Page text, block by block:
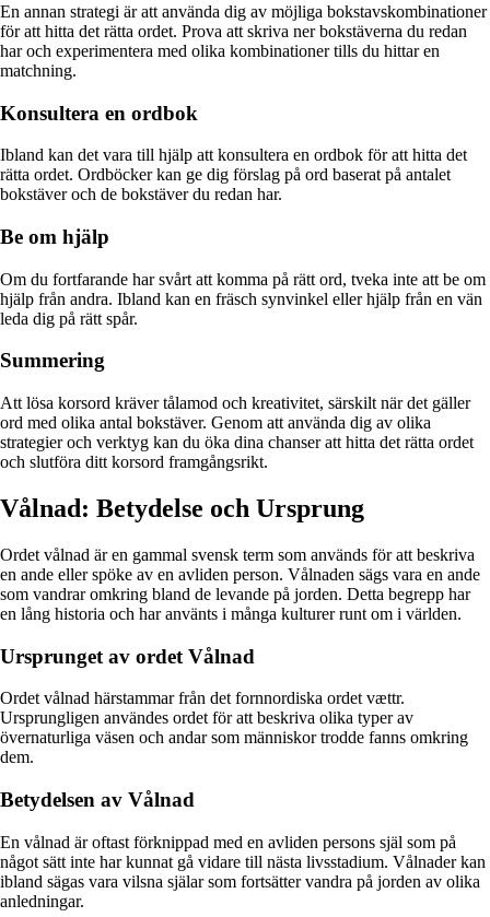
En annan strategi är att använda dig av möjliga bokstavskombinationer
för att hitta det rätta ordet. Prova att skriva ner bokstäverna du redan
har och experimentera med olika kombinationer tills du hittar en
matchning.
Konsultera en ordbok
Ibland kan det vara till hjälp att konsultera en ordbok för att hitta det
rätta ordet. Ordböcker kan ge dig förslag på ord baserat på antalet
bokstäver och de bokstäver du redan har.
Be om hjälp
Om du fortfarande har svårt att komma på rätt ord, tveka inte att be om
hjälp från andra. Ibland kan en fräsch synvinkel eller hjälp från en vän
leda dig på rätt spår.
Summering
Att lösa korsord kräver tålamod och kreativitet, särskilt när det gäller
ord med olika antal bokstäver. Genom att använda dig av olika
strategier och verktyg kan du öka dina chanser att hitta det rätta ordet
och slutföra ditt korsord framgångsrikt.
Vålnad: Betydelse och Ursprung
Ordet vålnad är en gammal svensk term som används för att beskriva
en ande eller spöke av en avliden person. Vålnaden sägs vara en ande
som vandrar omkring bland de levande på jorden. Detta begrepp har
en lång historia och har använts i många kulturer runt om i världen.
Ursprunget av ordet Vålnad
Ordet vålnad härstammar från det fornnordiska ordet vættr.
Ursprungligen användes ordet för att beskriva olika typer av
övernaturliga väsen och andar som människor trodde fanns omkring
dem.
Betydelsen av Vålnad
En vålnad är oftast förknippad med en avliden persons själ som på
något sätt inte har kunnat gå vidare till nästa livsstadium. Vålnader kan
ibland sägas vara vilsna själar som fortsätter vandra på jorden av olika
anledningar.